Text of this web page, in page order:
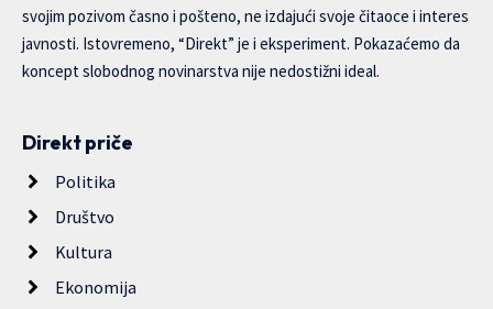
svojim pozivom časno i pošteno, ne izdajući svoje čitaoce i interes
javnosti. Istovremeno, “Direkt” je i eksperiment. Pokazaćemo da
koncept slobodnog novinarstva nije nedostižni ideal.
Direkt priče
Politika
Društvo
Kultura
Ekonomija